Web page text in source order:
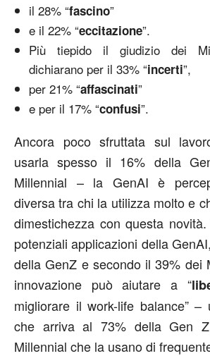
il 28% “fascino”
e il 22% “eccitazione”.
Più tiepido il giudizio dei
dichiarano per il 33% “incerti”,
per 21% “affascinati”
e per il 17% “confusi”.
Ancora poco sfruttata sul
usarla spesso il 16% della
Millennial – la GenAI è
diversa tra chi la utilizza molto e
dimestichezza con questa
potenziali applicazioni della
della GenZ e secondo il 39% dei
innovazione può aiutare a “
migliorare il work-life balance” –
che arriva al 73% della Gen
Millennial che la usano di